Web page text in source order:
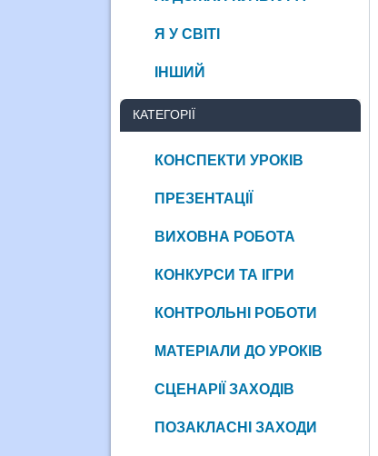
Я У СВІТІ
ІНШИЙ
КАТЕГОРІЇ
КОНСПЕКТИ УРОКІВ
ПРЕЗЕНТАЦІЇ
ВИХОВНА РОБОТА
КОНКУРСИ ТА ІГРИ
КОНТРОЛЬНІ РОБОТИ
МАТЕРІАЛИ ДО УРОКІВ
СЦЕНАРІЇ ЗАХОДІВ
ПОЗАКЛАСНІ ЗАХОДИ